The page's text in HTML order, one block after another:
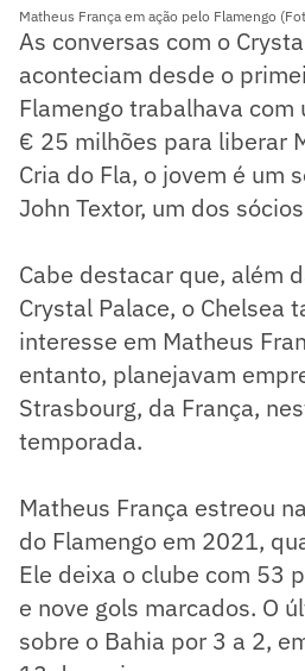
Matheus França em ação pelo Flamengo
As conversas com o
aconteciam desde o
Flamengo trabalhava com
€ 25 milhões para liberar
Cria do Fla, o jovem é um
John Textor, um dos
Cabe destacar que, além
Crystal Palace, o Chelsea
interesse em Matheus
entanto, planejavam
Strasbourg, da França,
temporada.
Matheus França estreou
do Flamengo em 2021,
Ele deixa o clube com 53
e nove gols marcados. O
sobre o Bahia por 3 a 2,